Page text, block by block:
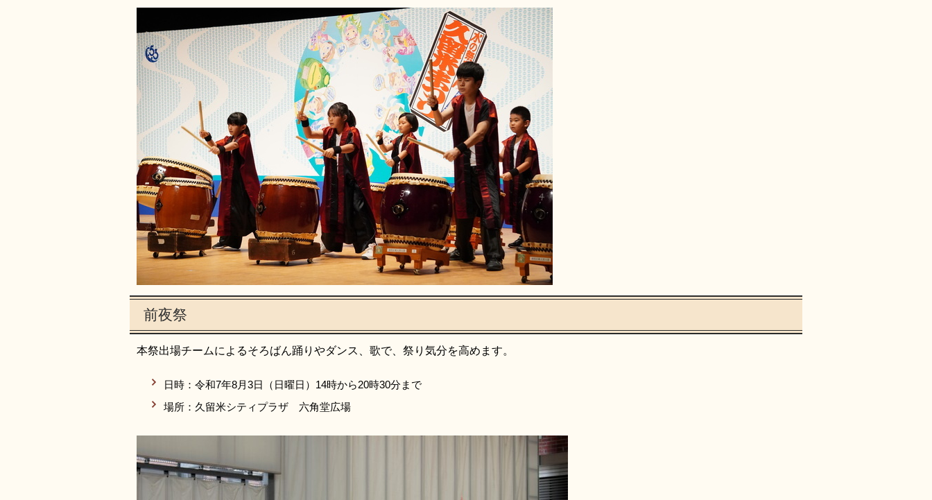
前夜祭
本祭出場チームによるそろばん踊りやダンス、歌で、祭り気分を高めます。
日時：令和7年8月3日（日曜日）14時から20時30分まで
場所：久留米シティプラザ 六角堂広場